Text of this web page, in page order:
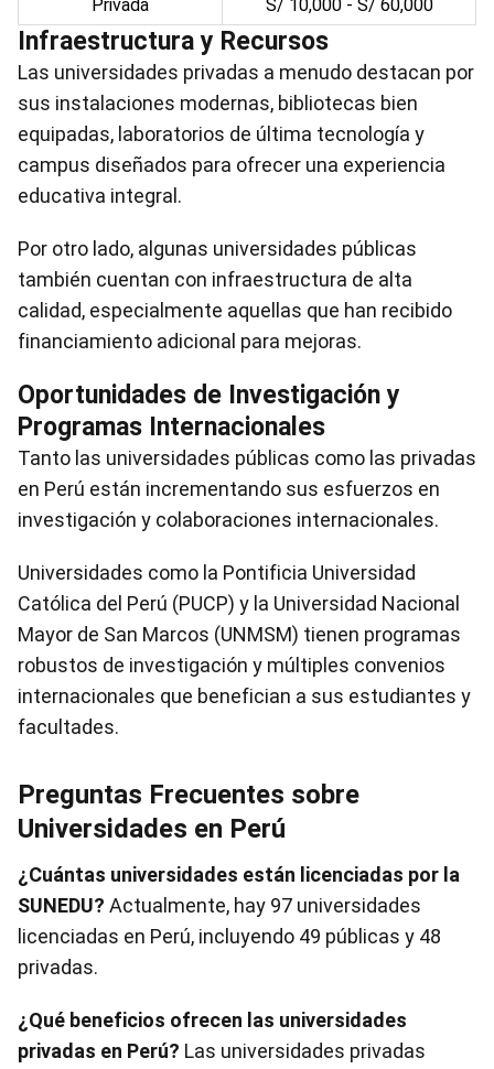
Privada S/ 10,000 - S/ 60,000
Infraestructura y Recursos
Las universidades privadas a menudo destacan por
sus instalaciones modernas, bibliotecas bien
equipadas, laboratorios de última tecnología y
campus diseñados para ofrecer una experiencia
educativa integral.
Por otro lado, algunas universidades públicas
también cuentan con infraestructura de alta
calidad, especialmente aquellas que han recibido
financiamiento adicional para mejoras.
Oportunidades de Investigación y
Programas Internacionales
Tanto las universidades públicas como las privadas
en Perú están incrementando sus esfuerzos en
investigación y colaboraciones internacionales.
Universidades como la Pontificia Universidad
Católica del Perú (PUCP) y la Universidad Nacional
Mayor de San Marcos (UNMSM) tienen programas
robustos de investigación y múltiples convenios
internacionales que benefician a sus estudiantes y
facultades.
Preguntas Frecuentes sobre
Universidades en Perú
¿Cuántas universidades están licenciadas por la
SUNEDU? Actualmente, hay 97 universidades
licenciadas en Perú, incluyendo 49 públicas y 48
privadas.
¿Qué beneficios ofrecen las universidades
privadas en Perú? Las universidades privadas